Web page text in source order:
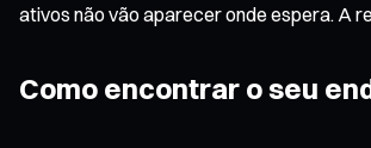
ativos não vão aparecer onde espera. A
Como encontrar o seu